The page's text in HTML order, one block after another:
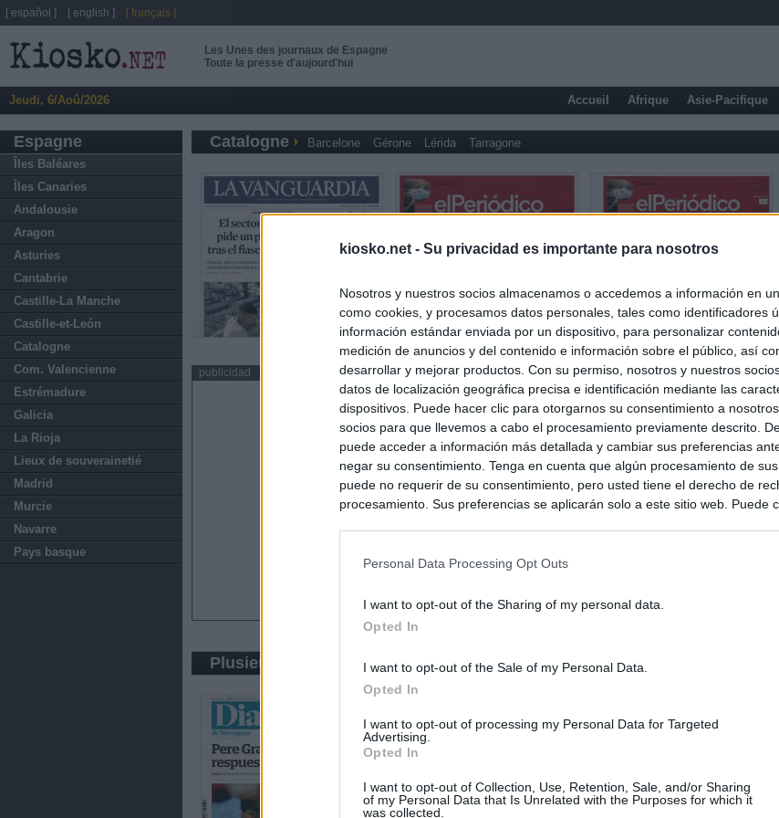
kiosko.net - Su privacidad es importante para nosotros
Nosotros y nuestros socios almacenamos o accedemos a información en
como cookies, y procesamos datos personales, tales como identificadores
información estándar enviada por un dispositivo, para personalizar
medición de anuncios y del contenido e información sobre el público, así
desarrollar y mejorar productos. Con su permiso, nosotros y nuestros
datos de localización geográfica precisa e identificación mediante las
dispositivos. Puede hacer clic para otorgarnos su consentimiento a
socios para que llevemos a cabo el procesamiento previamente descrito.
puede acceder a información más detallada y cambiar sus preferencias
negar su consentimiento. Tenga en cuenta que algún procesamiento de
puede no requerir de su consentimiento, pero usted tiene el derecho de
procesamiento. Sus preferencias se aplicarán solo a este sitio web. Puede
Personal Data Processing Opt Outs
I want to opt-out of the Sharing of my personal data.
Opted In
I want to opt-out of the Sale of my Personal Data.
Opted In
I want to opt-out of processing my Personal Data for Targeted
Advertising.
Opted In
I want to opt-out of Collection, Use, Retention, Sale, and/or Sharing
of my Personal Data that Is Unrelated with the Purposes for which it
was collected.
Les Unes des journaux de Espagne
Toute la presse d'aujourd'hui
Jeudi, 6/Aoû/2026 Accueil Afrique Asie-Pacifique
Espagne
Îles Baléares
Îles Canaries
Andalousie
Aragon
Asturies
Cantabrie
Castille-La Manche
Castille-et-León
Catalogne
Com. Valencienne
Estrémadure
Galicia
La Rioja
Lieux de souverainetié
Madrid
Murcie
Navarre
Pays basque
Catalogne Barcelone Gérone Lérida Tarragone
publicidad Presse sportive
Plusieurs journaux de Catalogne
[ español ] [ english ] [ français ]